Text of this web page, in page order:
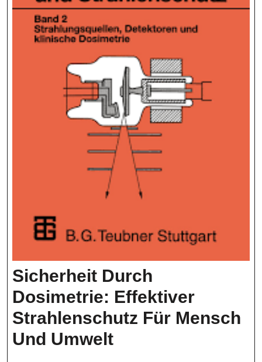
Sicherheit Durch
Dosimetrie: Effektiver
Strahlenschutz Für Mensch
Und UmweltSicherheit